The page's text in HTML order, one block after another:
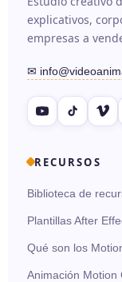
explicativos,
empresas a
✉
RECURSOS
Biblioteca de
Plantillas After
Qué son los
Animación Motion